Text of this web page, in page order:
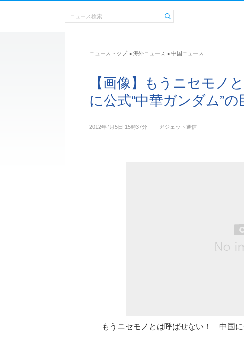
ニューストップ > 海外ニュース > 中国ニュース
【画像】もうニセモノ
に公式“中華ガンダム”
2012年7月5日 15時37分 ガジェット通信
もうニセモノとは呼ばせない！ 中国に